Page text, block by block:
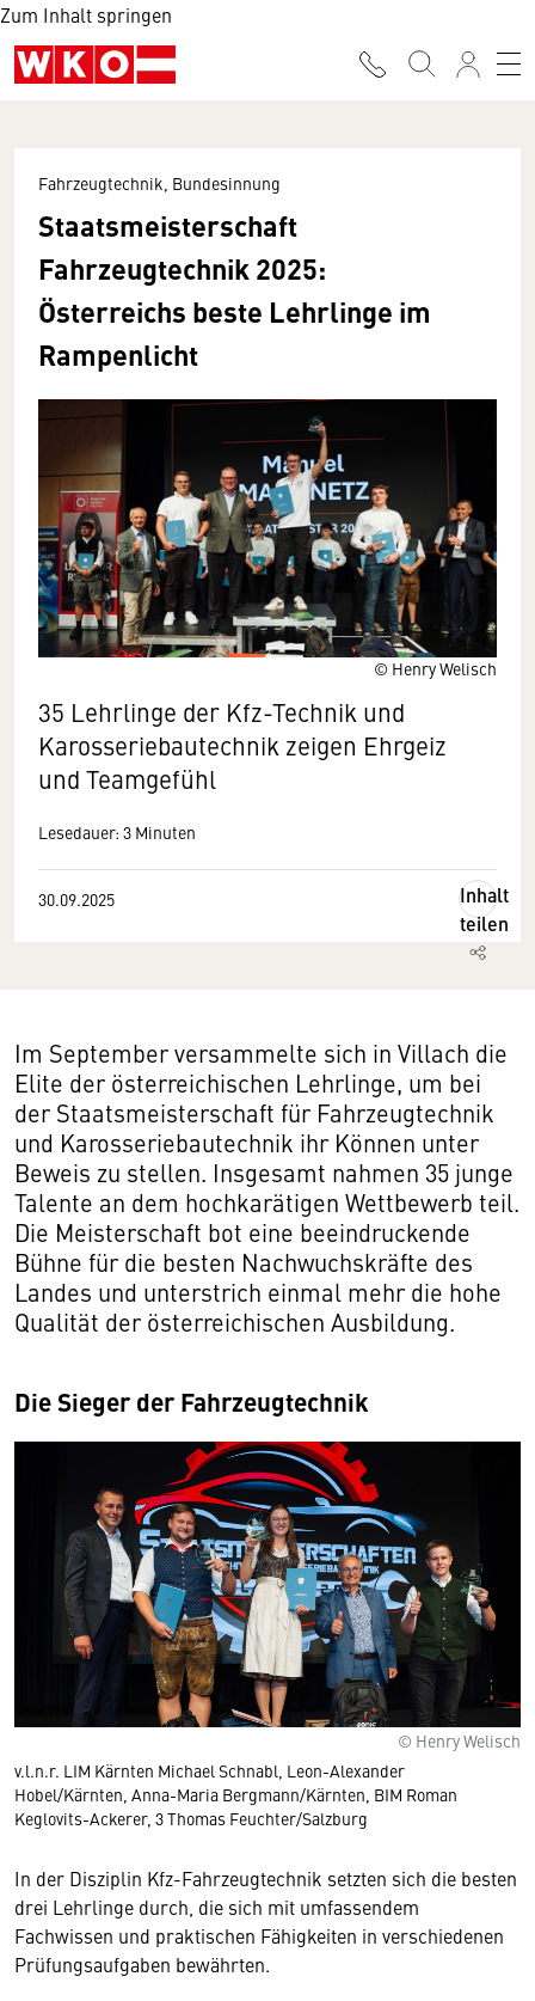
Zum Inhalt springen
© Henry Welisch
Fahrzeugtechnik, Bundesinnung
Staatsmeisterschaft
Fahrzeugtechnik 2025:
Österreichs beste Lehrlinge im
Rampenlicht
35 Lehrlinge der Kfz-Technik und
Karosseriebautechnik zeigen Ehrgeiz
und Teamgefühl
Lesedauer: 3 Minuten
30.09.2025
Inhalt
teilen
Im September versammelte sich in Villach die
Elite der österreichischen Lehrlinge, um bei
der Staatsmeisterschaft für Fahrzeugtechnik
und Karosseriebautechnik ihr Können unter
Beweis zu stellen. Insgesamt nahmen 35 junge
Talente an dem hochkarätigen Wettbewerb teil.
Die Meisterschaft bot eine beeindruckende
Bühne für die besten Nachwuchskräfte des
Landes und unterstrich einmal mehr die hohe
Qualität der österreichischen Ausbildung.
Die Sieger der Fahrzeugtechnik
© Henry Welisch
v.l.n.r. LIM Kärnten Michael Schnabl, Leon-Alexander
Hobel/Kärnten, Anna-Maria Bergmann/Kärnten, BIM Roman
Keglovits-Ackerer, 3 Thomas Feuchter/Salzburg
In der Disziplin Kfz-Fahrzeugtechnik setzten sich die besten
drei Lehrlinge durch, die sich mit umfassendem
Fachwissen und praktischen Fähigkeiten in verschiedenen
Prüfungsaufgaben bewährten.